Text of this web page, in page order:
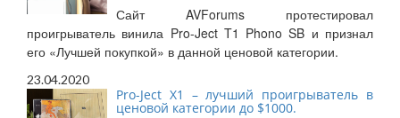
Сайт AVForums протестировал
проигрыватель винила Pro-Ject T1 Phono SB и признал
его «Лучшей покупкой» в данной ценовой категории.
23.04.2020
Pro-Ject X1 – лучший проигрыватель в
ценовой категории до $1000.